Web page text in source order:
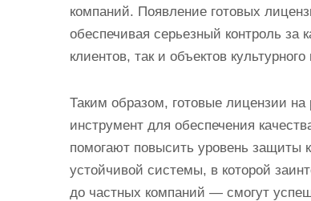
компаний. Появление готовых
обеспечивая серьезный контроль за
клиентов, так и объектов
Таким образом, готовые лицензии
инструмент для обеспечения
помогают повысить уровень защиты
устойчивой системы, в которой
до частных компаний — смогут